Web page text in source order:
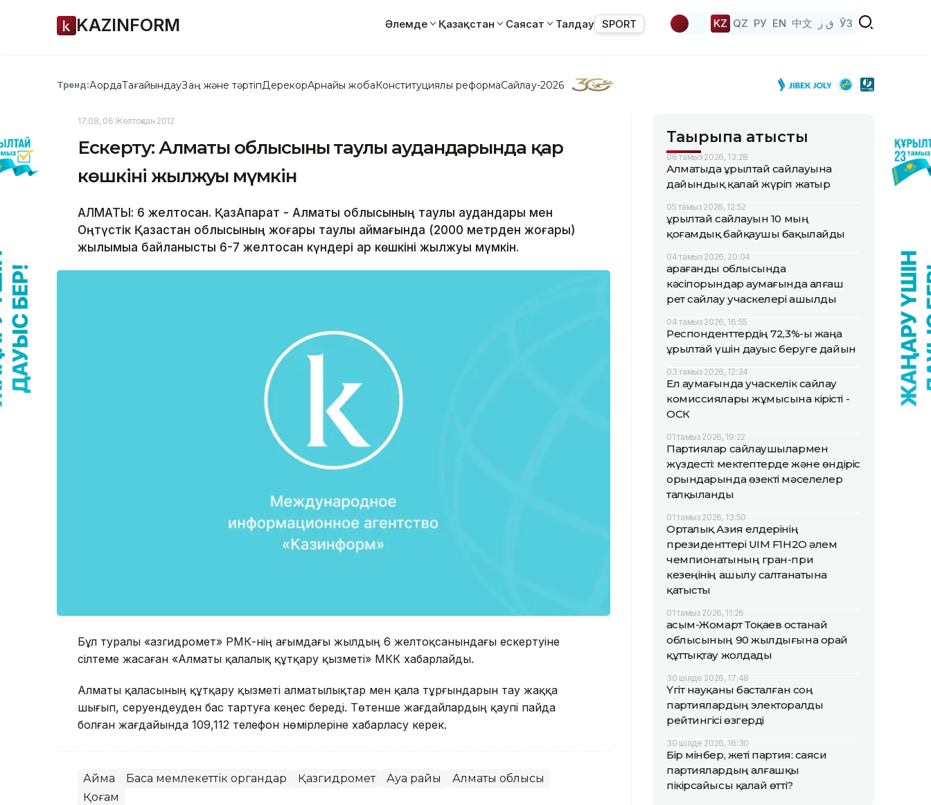
KAZINFORM Әлемде Қазақстан Саясат Талдау SPORT KZ QZ РУ EN 中文 ق ز ЎЗ
Тренд:АқордаТағайындауЗаң және тәртіпДерекқорАрнайы жобаКонституциялық реформаСайлау-2026
17:08, 06 Желтоқсан 2012
Ескерту: Алматы облысының таулы аудандарында қар
көшкіні жылжуы мүмкін
АЛМАТЫ: 6 желтоқсан. ҚазАқпарат - Алматы облысының таулы аудандары мен
Оңтүстік Қазақстан облысының жоғары таулы аймағында (2000 метрден жоғары)
жылымыққа байланысты 6-7 желтоқсан күндері қар көшкіні жылжуы мүмкін.
Бұл туралы «Қазгидромет» РМК-нің ағымдағы жылдың 6 желтоқсанындағы ескертуіне
сілтеме жасаған «Алматы қалалық құтқару қызметі» МКҚК хабарлайды.
Алматы қаласының құтқару қызметі алматылықтар мен қала тұрғындарын тау жаққа
шығып, серуендеуден бас тартуға кеңес береді. Төтенше жағдайлардың қаупі пайда
болған жағдайында 109,112 телефон нөмірлеріне хабарласу керек.
Аймақ Басқа мемлекеттік органдар Қазгидромет Ауа райы
Алматы облысы
Қоғам
Тақырыпқа қатысты
06 тамыз 2026, 13:28
Алматыда Құрылтай сайлауына
дайындық қалай жүріп жатыр
05 тамыз 2026, 12:52
Құрылтай сайлауын 10 мың
қоғамдық байқаушы бақылайды
04 тамыз 2026, 20:04
Қарағанды облысында
кәсіпорындар аумағында алғаш
рет сайлау учаскелері ашылды
04 тамыз 2026, 16:55
Респонденттердің 72,3%-ы жаңа
Құрылтай үшін дауыс беруге дайын
03 тамыз 2026, 12:34
Ел аумағында учаскелік сайлау
комиссиялары жұмысына кірісті -
ОСК
01 тамыз 2026, 19:22
Партиялар сайлаушылармен
жүздесті: мектептерде және өндіріс
орындарында өзекті мәселелер
талқыланды
01 тамыз 2026, 13:50
Орталық Азия елдерінің
президенттері UIM F1H2O әлем
чемпионатының гран-при
кезеңінің ашылу салтанатына
қатысты
01 тамыз 2026, 11:26
Қасым-Жомарт Тоқаев Қостанай
облысының 90 жылдығына орай
құттықтау жолдады
30 шілде 2026, 17:48
Үгіт науқаны басталған соң
партиялардың электоралды
рейтингісі өзгерді
30 шілде 2026, 16:30
Бір мінбер, жеті партия: саяси
партиялардың алғашқы
пікірсайысы қалай өтті?